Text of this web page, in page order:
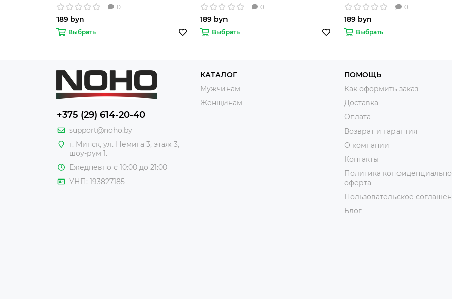
0
189 byn
Выбрать
0
189 byn
Выбрать
0
189 byn
Выбрать
+375 (29) 614-20-40
support@noho.by
г. Минск, ул. Немига 3, этаж 3,
шоу-рум 1.
Ежедневно с 10:00 до 21:00
УНП: 193827185
КАТАЛОГ
Мужчинам
Женщинам
ПОМОЩЬ
Как оформить заказ
Доставка
Оплата
Возврат и гарантия
О компании
Контакты
Политика
оферта
Пользовательское
Блог